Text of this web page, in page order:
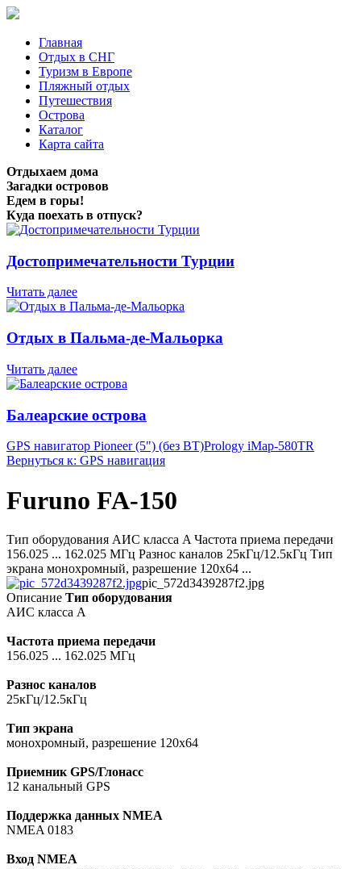
Главная
Отдых в СНГ
Туризм в Европе
Пляжный отдых
Путешествия
Острова
Каталог
Карта сайта
Отдыхаем дома
Загадки островов
Едем в горы!
Куда поехать в отпуск?
Достопримечательности Турции
Читать далее
Отдых в Пальма-де-Мальорка
Читать далее
Балеарские острова
GPS навигатор Pioneer (5") (без BT)Prology iMap-580TR
Вернуться к: GPS навигация
Furuno FA-150
Тип оборудования АИС класса A Частота приема передачи
156.025 ... 162.025 МГц Разнос каналов 25кГц/12.5кГц Тип
экрана монохромный, разрешение 120x64 ...
pic_572d3439287f2.jpg
Описание Тип оборудования
АИС класса A
Частота приема передачи
156.025 ... 162.025 МГц
Разнос каналов
25кГц/12.5кГц
Тип экрана
монохромный, разрешение 120x64
Приемник GPS/Глонасс
12 канальный GPS
Поддержка данных NMEA
NMEA 0183
Вход NMEA